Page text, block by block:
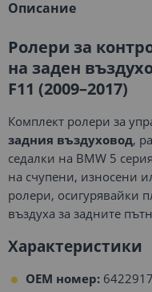
Описание
Ролери за
на заден
F11 (2009–2017)
Комплект ролери за
задния въздуховод,
седалки на BMW 5 серия
на счупени, износени
ролери, осигурявайки
въздуха за задните
Характеристики
OEM номер: